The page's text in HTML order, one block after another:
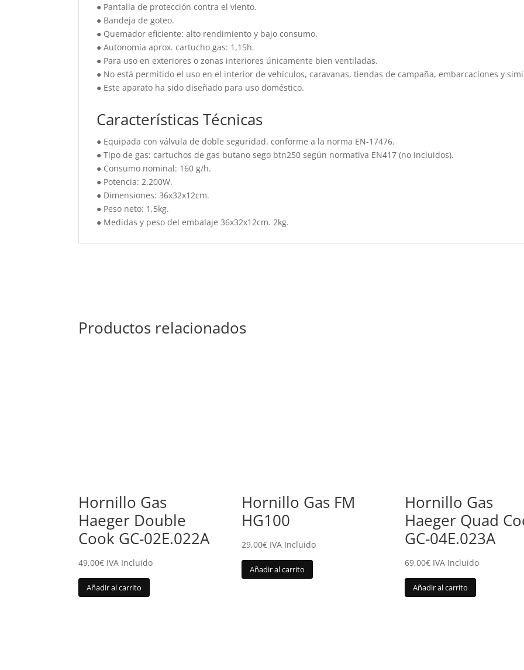
● Pantalla de protección contra el viento.
● Bandeja de goteo.
● Quemador eficiente: alto rendimiento y bajo consumo.
● Autonomía aprox. cartucho gas: 1,15h.
● Para uso en exteriores o zonas interiores únicamente bien ventiladas.
● No está permitido el uso en el interior de vehículos, caravanas, tiendas de campaña, embarcaciones y
● Este aparato ha sido diseñado para uso doméstico.
Características Técnicas
● Equipada con válvula de doble seguridad. conforme a la norma EN-17476.
● Tipo de gas: cartuchos de gas butano sego btn250 según normativa EN417 (no incluidos).
● Consumo nominal: 160 g/h.
● Potencia: 2.200W.
● Dimensiones: 36x32x12cm.
● Peso neto: 1,5kg.
● Medidas y peso del embalaje 36x32x12cm. 2kg.
Productos relacionados
Hornillo Gas
Haeger Double
Cook GC-02E.022A
49,00€ IVA Incluido
Añadir al carrito
Hornillo Gas FM
HG100
29,00€ IVA Incluido
Añadir al carrito
Hornillo Gas
Haeger Quad
GC-04E.023A
69,00€ IVA Incluido
Añadir al carrito